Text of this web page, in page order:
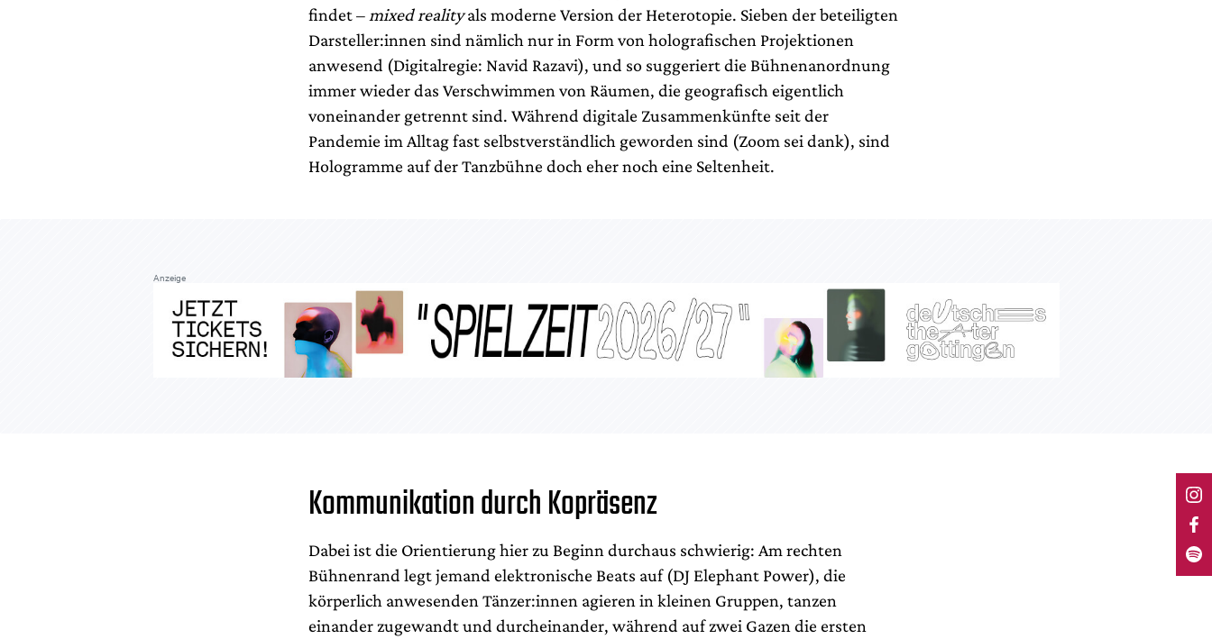
findet – mixed realityals moderne Version der Heterotopie. Sieben der beteiligten
Darsteller:innen sind nämlich nur in Form von holografischen Projektionen
anwesend (Digitalregie: Navid Razavi), und so suggeriert die Bühnenanordnung
immer wieder das Verschwimmen von Räumen, die geografisch eigentlich
voneinander getrennt sind. Während digitale Zusammenkünfte seit der
Pandemie im Alltag fast selbstverständlich geworden sind (Zoom sei dank), sind
Hologramme auf der Tanzbühne doch eher noch eine Seltenheit.
Anzeige
Kommunikation durch Kopräsenz
Dabei ist die Orientierung hier zu Beginn durchaus schwierig: Am rechten
Bühnenrand legt jemand elektronische Beats auf (DJ Elephant Power), die
körperlich anwesenden Tänzer:innen agieren in kleinen Gruppen, tanzen
einander zugewandt und durcheinander, während auf zwei Gazen die ersten